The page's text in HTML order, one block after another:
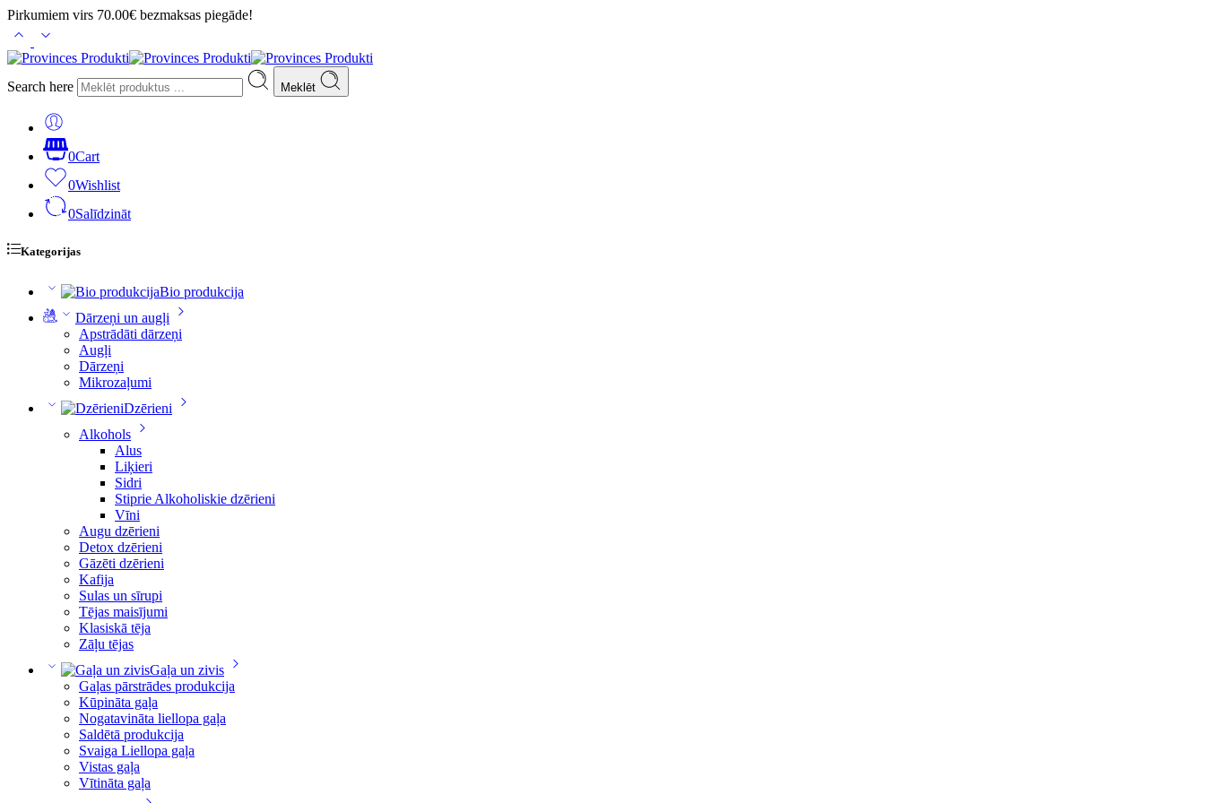
Pirkumiem virs 70.00€ bezmaksas piegāde!
Search here Meklēt
0Cart
0Wishlist
0Salīdzināt
Kategorijas
Bio produkcija
Dārzeņi un augļi
Apstrādāti dārzeņi
Augļi
Dārzeņi
Mikrozaļumi
Dzērieni
Alkohols
Alus
Liķieri
Sidri
Stiprie Alkoholiskie dzērieni
Vīni
Augu dzērieni
Detox dzērieni
Gāzēti dzērieni
Kafija
Sulas un sīrupi
Tējas maisījumi
Klasiskā tēja
Zāļu tējas
Gaļa un zivis
Gaļas pārstrādes produkcija
Kūpināta gaļa
Nogatavināta liellopa gaļa
Saldētā produkcija
Svaiga Liellopa gaļa
Vistas gaļa
Vītināta gaļa